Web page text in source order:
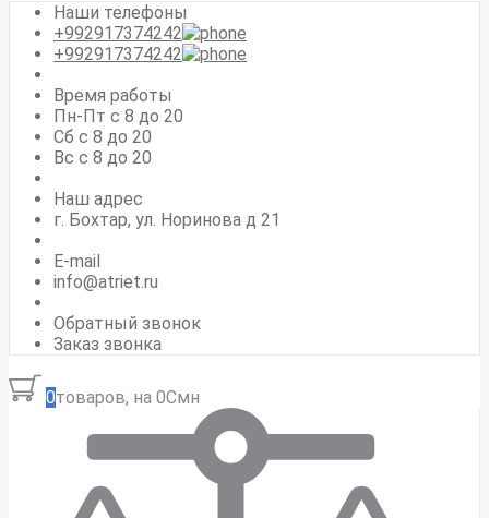
Наши телефоны
+992917374242
+992917374242
Время работы
Пн-Пт с 8 до 20
Сб с 8 до 20
Вс c 8 до 20
Наш адрес
г. Бохтар, ул. Норинова д 21
E-mail
info@atriet.ru
Обратный звонок
Заказ звонка
0товаров, на 0Смн